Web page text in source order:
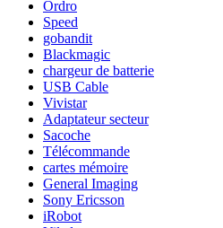
Ordro
Speed
gobandit
Blackmagic
chargeur de batterie
USB Cable
Vivistar
Adaptateur secteur
Sacoche
Télécommande
cartes mémoire
General Imaging
Sony Ericsson
iRobot